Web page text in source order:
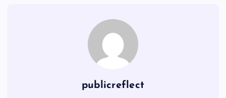
publicreflect